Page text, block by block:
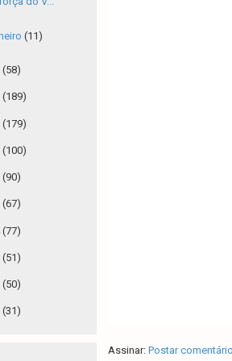
Assinar: Postar
(11)
(58)
(189)
(179)
(100)
(90)
(67)
(77)
(51)
(50)
(31)